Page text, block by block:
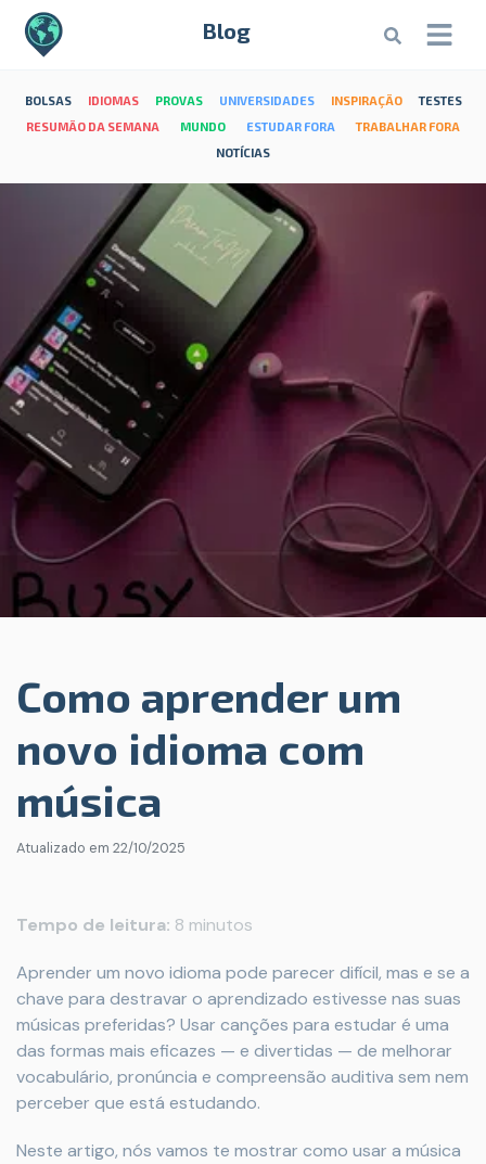
Blog
BOLSAS IDIOMAS PROVAS UNIVERSIDADES INSPIRAÇÃO
TESTES
RESUMÃO DA SEMANA
MUNDO ESTUDAR FORA
TRABALHAR FORA
NOTÍCIAS
Como aprender um
novo idioma com
música
Atualizado em 22/10/2025
Tempo de leitura: 8 minutos
Aprender um novo idioma pode parecer difícil, mas e se a
chave para destravar o aprendizado estivesse nas suas
músicas preferidas? Usar canções para estudar é uma
das formas mais eficazes — e divertidas — de melhorar
vocabulário, pronúncia e compreensão auditiva sem nem
perceber que está estudando.
Neste artigo, nós vamos te mostrar como usar a música